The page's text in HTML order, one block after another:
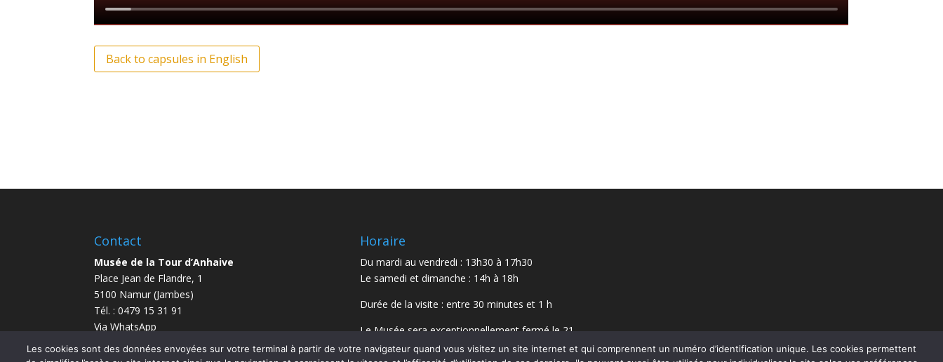
Back to capsules in English
Contact
Musée de la Tour d’Anhaive
Place Jean de Flandre, 1
5100 Namur (Jambes)
Tél. : 0479 15 31 91
Via WhatsApp
info@anhaive.be
Horaire
Du mardi au vendredi : 13h30 à 17h30
Le samedi et dimanche : 14h à 18h
Durée de la visite : entre 30 minutes et 1 h
Le Musée sera exceptionnellement fermé le 21
juillet et le 15 août 2026.
Les cookies sont des données envoyées sur votre terminal à partir de votre navigateur quand vous visitez un site internet et qui comprennent un numéro d’identification unique. Les cookies permettent